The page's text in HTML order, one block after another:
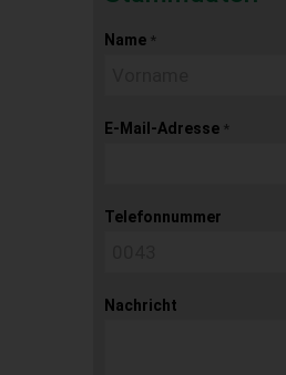
Name *
E-Mail-Adresse *
Telefonnummer
Nachricht